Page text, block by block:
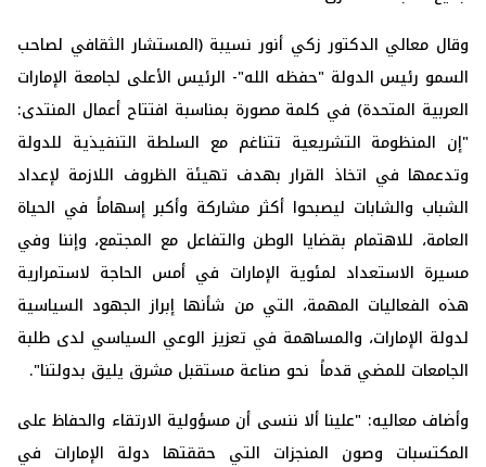
وقال معالي الدكتور زكي أنور نسيبة (المستشار الثقافي لصاحب
السمو رئيس الدولة "حفظه الله"- الرئيس الأعلى لجامعة الإمارات
العربية المتحدة) في كلمة مصورة بمناسبة افتتاح أعمال المنتدى:
"إن المنظومة التشريعية تتناغم مع السلطة التنفيذية للدولة
وتدعمها في اتخاذ القرار بهدف تهيئة الظروف اللازمة لإعداد
الشباب والشابات ليصبحوا أكثر مشاركة وأكبر إسهاماً في الحياة
العامة، للاهتمام بقضايا الوطن والتفاعل مع المجتمع، وإننا وفي
مسيرة الاستعداد لمئوية الإمارات في أمس الحاجة لاستمرارية
هذه الفعاليات المهمة، التي من شأنها إبراز الجهود السياسية
لدولة الإمارات، والمساهمة في تعزيز الوعي السياسي لدى طلبة
الجامعات للمضي قدماً نحو صناعة مستقبل مشرق يليق بدولتنا".
وأضاف معاليه: "علينا ألا ننسى أن مسؤولية الارتقاء والحفاظ على
المكتسبات وصون المنجزات التي حققتها دولة الإمارات في